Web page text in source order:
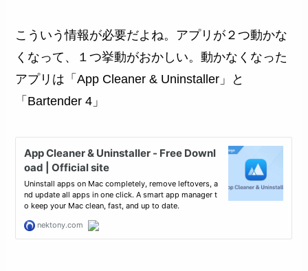
こういう情報が必要だよね。アプリが２つ動かな
くなって、１つ挙動がおかしい。動かなくなった
アプリは「App Cleaner & Uninstaller」と
「Bartender 4」